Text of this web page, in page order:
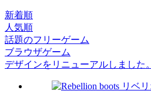
新着順
人気順
話題のフリーゲーム
ブラウザゲーム
デザインをリニューアルしました。